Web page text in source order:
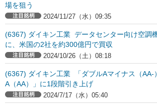
場を狙う
2024/11/27（水）09:35
(6367) ダイキン工業 データセンター向け空調
に、米国の2社を約300億円で買収
2024/10/26（土）08:18
(6367) ダイキン工業 「ダブルAマイナス（AA-
A（AA）」に1段階引き上げ
2024/7/17（水）05:40